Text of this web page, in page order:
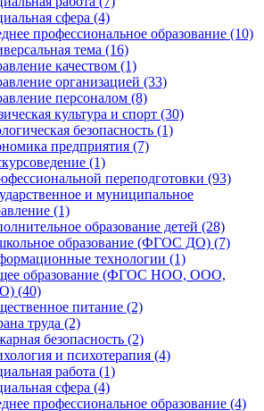
сфера (4)
профессиональное образование (10)
тема (16)
качеством (1)
организацией (33)
персоналом (8)
культура и спорт (30)
безопасность (1)
предприятия (7)
(1)
переподготовки (93)
и муниципальное
(1)
образование детей (28)
образование (ФГОС ДО) (7)
технологии (1)
образование (ФГОС НОО, ООО,
(40)
питание (2)
труда (2)
безопасность (2)
и психотерапия (4)
работа (1)
сфера (4)
профессиональное образование (4)